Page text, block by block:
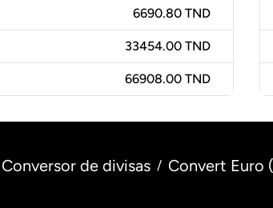
6690.80 TND
33454.00 TND
66908.00 TND
Conversor de divisas / Convert Euro